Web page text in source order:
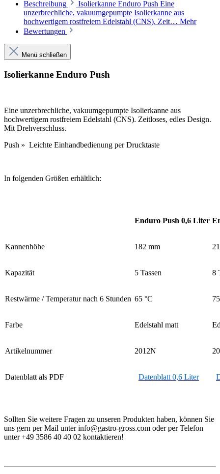
Beschreibung
Isolierkanne Enduro Push Eine
unzerbrechliche, vakuumgepumpte Isolierkanne aus
hochwertigem rostfreiem Edelstahl (CNS). Zeit… Mehr
Bewertungen
Menü schließen
Isolierkanne Enduro Push
Eine unzerbrechliche, vakuumgepumpte Isolierkanne aus
hochwertigem rostfreiem Edelstahl (CNS). Zeitloses, edles Design.
Mit Drehverschluss.
Push » Leichte Einhandbedienung per Drucktaste
In folgenden Größen erhältlich:
Enduro Push 0,6 Liter
Kannenhöhe 182 mm
Kapazität 5 Tassen 8
Restwärme / Temperatur nach 6 Stunden 65 °C
Farbe Edelstahl matt
Artikelnummer 2012N
Datenblatt als PDF Datenblatt 0,6 Liter
Sollten Sie weitere Fragen zu unseren Produkten haben, können Sie
uns gern per Mail unter info@gastro-gross.com oder per Telefon
unter +49 3586 40 40 02 kontaktieren!